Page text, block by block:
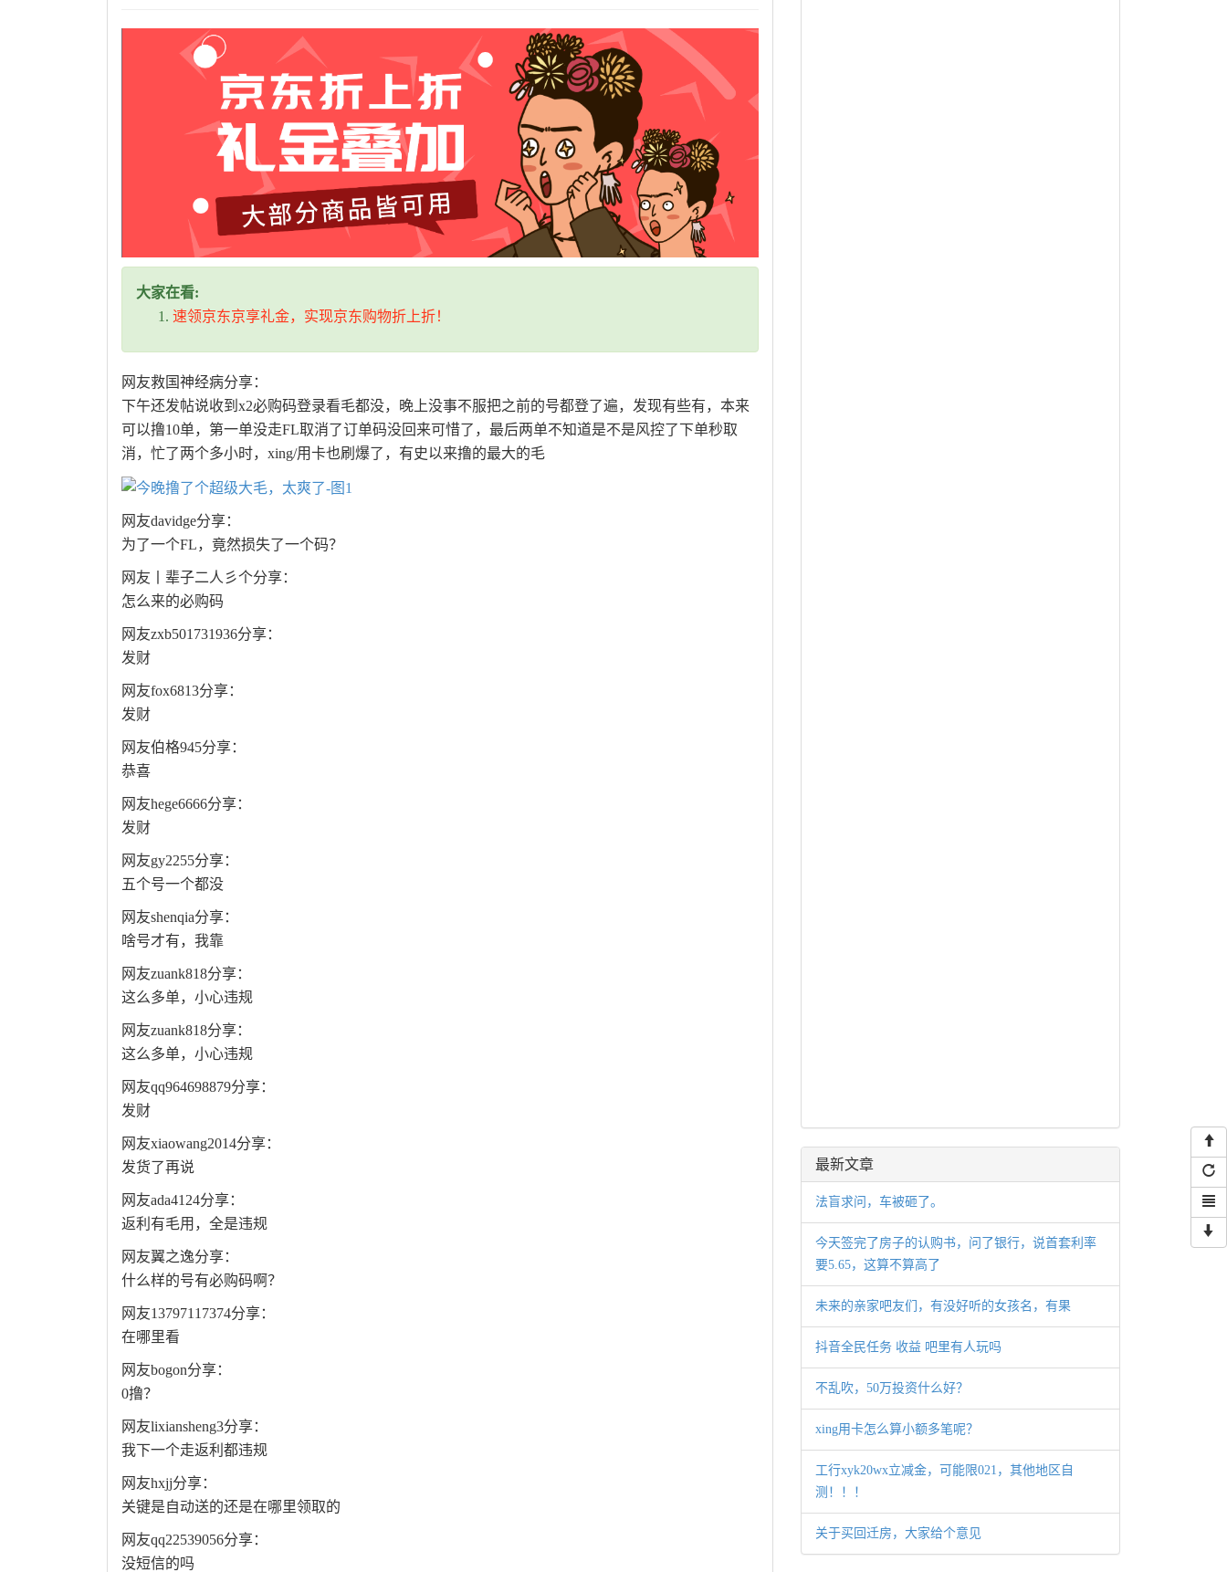
大家在看:
速领京东京享礼金，实现京东购物折上折！
网友救国神经病分享：
下午还发帖说收到x2必购码登录看毛都没，晚上没事不服把之前的号都登了遍，发现有些有，本来
可以撸10单，第一单没走FL取消了订单码没回来可惜了，最后两单不知道是不是风控了下单秒取
消，忙了两个多小时，xing/用卡也刷爆了，有史以来撸的最大的毛
网友davidge分享：
为了一个FL，竟然损失了一个码？
网友丨辈子二人彡个分享：
怎么来的必购码
网友zxb501731936分享：
发财
网友fox6813分享：
发财
网友伯格945分享：
恭喜
网友hege6666分享：
发财
网友gy2255分享：
五个号一个都没
网友shenqia分享：
啥号才有，我靠
网友zuank818分享：
这么多单，小心违规
网友zuank818分享：
这么多单，小心违规
网友qq964698879分享：
发财
网友xiaowang2014分享：
发货了再说
网友ada4124分享：
返利有毛用，全是违规
网友翼之逸分享：
什么样的号有必购码啊？
网友13797117374分享：
在哪里看
网友bogon分享：
0撸？
网友lixiansheng3分享：
我下一个走返利都违规
网友hxjj分享：
关键是自动送的还是在哪里领取的
网友qq22539056分享：
没短信的吗
最新文章
法盲求问，车被砸了。
今天签完了房子的认购书，问了银行，说首套利率
要5.65，这算不算高了
未来的亲家吧友们，有没好听的女孩名，有果
抖音全民任务 收益 吧里有人玩吗
不乱吹，50万投资什么好？
xing用卡怎么算小额多笔呢？
工行xyk20wx立减金，可能限021，其他地区自
测！！！
关于买回迁房，大家给个意见